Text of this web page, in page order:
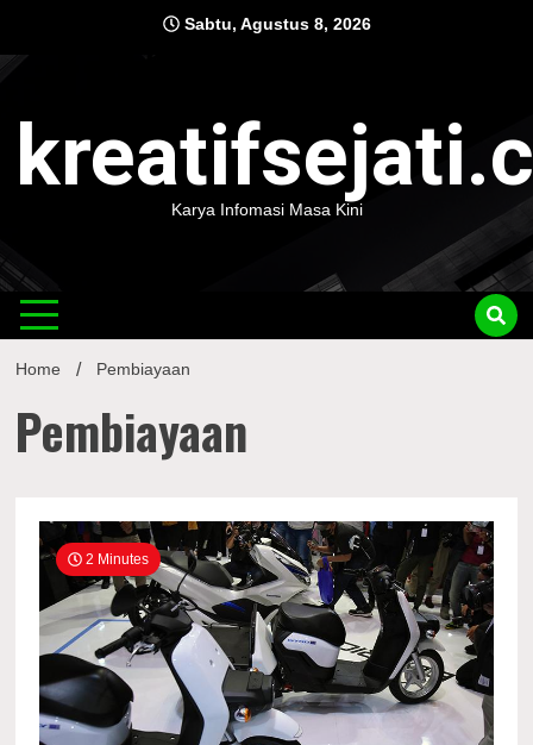
content
Sabtu, Agustus 8, 2026
Karya Infomasi Masa Kini
Home Pembiayaan
Pembiayaan
2 Minutes